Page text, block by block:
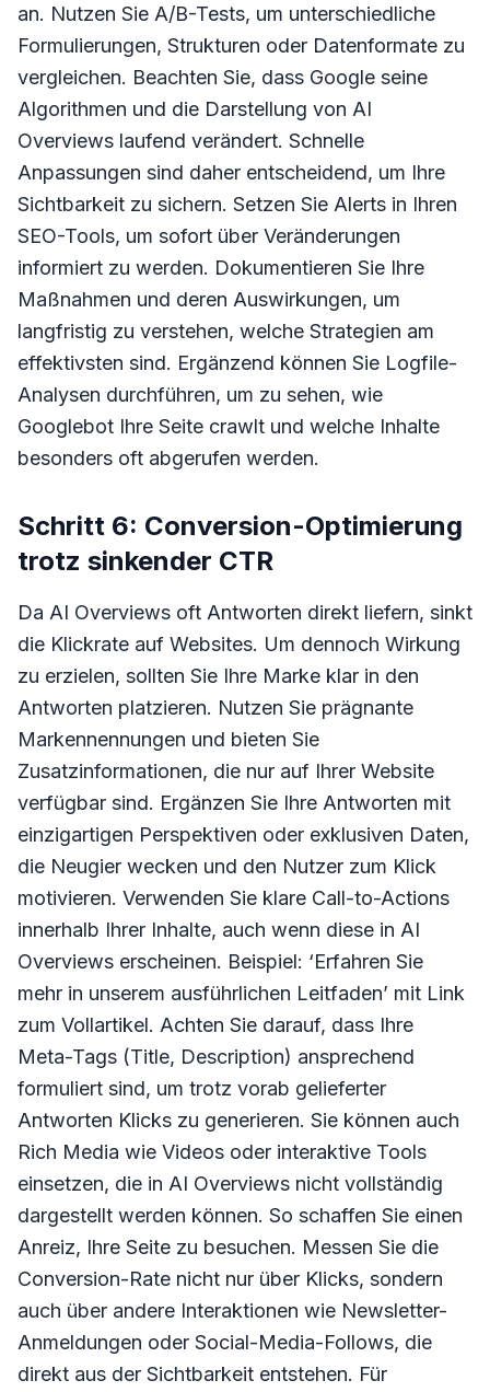
an. Nutzen Sie A/B-Tests, um unterschiedliche
Formulierungen, Strukturen oder Datenformate zu
vergleichen. Beachten Sie, dass Google seine
Algorithmen und die Darstellung von AI
Overviews laufend verändert. Schnelle
Anpassungen sind daher entscheidend, um Ihre
Sichtbarkeit zu sichern. Setzen Sie Alerts in Ihren
SEO-Tools, um sofort über Veränderungen
informiert zu werden. Dokumentieren Sie Ihre
Maßnahmen und deren Auswirkungen, um
langfristig zu verstehen, welche Strategien am
effektivsten sind. Ergänzend können Sie Logfile-
Analysen durchführen, um zu sehen, wie
Googlebot Ihre Seite crawlt und welche Inhalte
besonders oft abgerufen werden.
Schritt 6: Conversion-Optimierung
trotz sinkender CTR
Da AI Overviews oft Antworten direkt liefern, sinkt
die Klickrate auf Websites. Um dennoch Wirkung
zu erzielen, sollten Sie Ihre Marke klar in den
Antworten platzieren. Nutzen Sie prägnante
Markennennungen und bieten Sie
Zusatzinformationen, die nur auf Ihrer Website
verfügbar sind. Ergänzen Sie Ihre Antworten mit
einzigartigen Perspektiven oder exklusiven Daten,
die Neugier wecken und den Nutzer zum Klick
motivieren. Verwenden Sie klare Call-to-Actions
innerhalb Ihrer Inhalte, auch wenn diese in AI
Overviews erscheinen. Beispiel: ‘Erfahren Sie
mehr in unserem ausführlichen Leitfaden’ mit Link
zum Vollartikel. Achten Sie darauf, dass Ihre
Meta-Tags (Title, Description) ansprechend
formuliert sind, um trotz vorab gelieferter
Antworten Klicks zu generieren. Sie können auch
Rich Media wie Videos oder interaktive Tools
einsetzen, die in AI Overviews nicht vollständig
dargestellt werden können. So schaffen Sie einen
Anreiz, Ihre Seite zu besuchen. Messen Sie die
Conversion-Rate nicht nur über Klicks, sondern
auch über andere Interaktionen wie Newsletter-
Anmeldungen oder Social-Media-Follows, die
direkt aus der Sichtbarkeit entstehen. Für